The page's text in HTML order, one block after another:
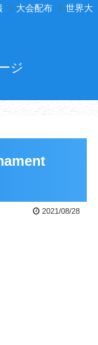
大会配布
世界大
ジ
2021/08/28